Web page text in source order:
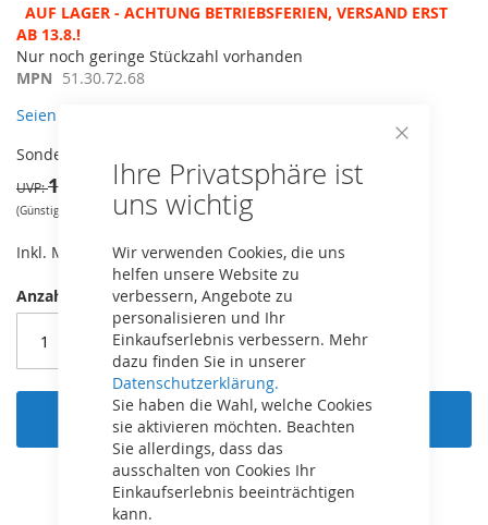
Ihre Privatsphäre ist
uns wichtig
Wir verwenden Cookies, die uns
helfen unsere Website zu
verbessern, Angebote zu
personalisieren und Ihr
Einkaufserlebnis verbessern. Mehr
dazu finden Sie in unserer
Datenschutzerklärung.
Sie haben die Wahl, welche Cookies
sie aktivieren möchten. Beachten
Sie allerdings, dass das
ausschalten von Cookies Ihr
Einkaufserlebnis beeinträchtigen
kann.
Zum
Anfang
der
Bildergalerie
AUF LAGER - ACHTUNG BETRIEBSFERIEN, VERSAND ERST
AB 13.8.!
Nur noch geringe Stückzahl vorhanden
MPN 51.30.72.68
Seien Sie der erste, der dieses Produkt bewertet
Sonderangebot
UVP 169,00 €
(Günstigster nicht reduzierter Preis der vergangenen 30 Tage: 169€)
Inkl. MwSt, kostenloser Versand!
Anzahl
In den Warenkorb